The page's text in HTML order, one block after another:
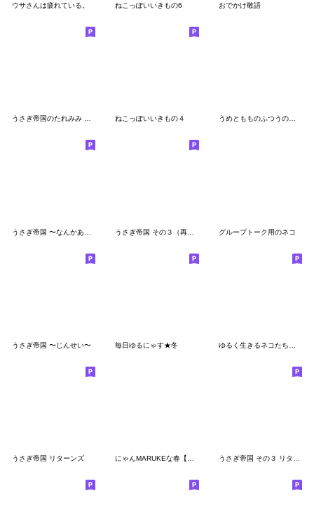
ウサさんは疲れている。 ねこっぽいいきもの6 おでかけ敬語
うさぎ帝国のたれみみ 日常スタンプ ねこっぽいいきもの４ うめともものふつうの暮らし 6
グループトーク用のネコ
うさぎ帝国 〜じんせい〜 毎日ゆるにゃす★冬
うさぎ帝国 リターンズ にゃんMARUKEな春【仲良し】 うさぎ帝国 その３ リターンズ